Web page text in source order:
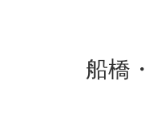
船橋